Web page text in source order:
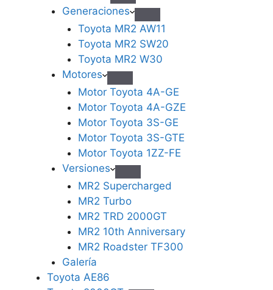
Generaciones
Toyota MR2 AW11
Toyota MR2 SW20
Toyota MR2 W30
Motores
Motor Toyota 4A-GE
Motor Toyota 4A-GZE
Motor Toyota 3S-GE
Motor Toyota 3S-GTE
Motor Toyota 1ZZ-FE
Versiones
MR2 Supercharged
MR2 Turbo
MR2 TRD 2000GT
MR2 10th Anniversary
MR2 Roadster TF300
Galería
Toyota AE86